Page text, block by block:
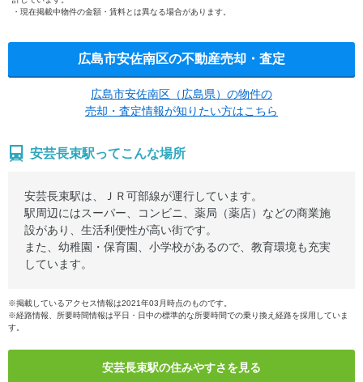
現在掲載中物件の金額・賃料とは異なる場合があります。
広島市安佐南区の不動産売却・査定
広島市安佐南区（広島県）の物件の
売却・査定情報が知りたい方はこちら
安芸長束駅ってこんな場所
安芸長束駅は、ＪＲ可部線が運行しています。
駅周辺にはスーパー、コンビニ、薬局（薬店）などの商業施
設があり、生活利便性が高い街です。
また、幼稚園・保育園、小学校があるので、教育環境も充実
しています。
※掲載しているアクセス情報は2021年03月時点のものです。
※経路情報、所要時間情報は平日・日中の標準的な所要時間での乗り換え経路を採用していま
す。
安芸長束駅の住みやすさを見る